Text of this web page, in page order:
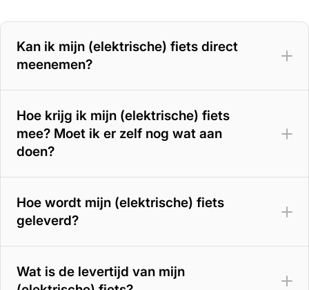
Kan ik mijn (elektrische) fiets direct
meenemen?
Hoe krijg ik mijn (elektrische) fiets
mee? Moet ik er zelf nog wat aan
doen?
Hoe wordt mijn (elektrische) fiets
geleverd?
Wat is de levertijd van mijn